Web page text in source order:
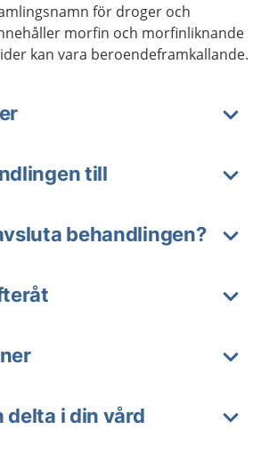
för droger och
morfin och morfinliknande
kan vara beroendeframkallande.
till
behandlingen?
delta i din vård